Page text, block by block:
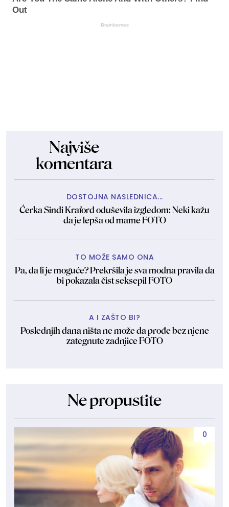
Out
Brainberries
Najviše
komentara
DOSTOJNA NASLEDNICA...
Ćerka Sindi Kraford oduševila izgledom: Neki kažu
da je lepša od mame FOTO
TO MOŽE SAMO ONA
Pa, da li je moguće? Prekršila je sva modna pravila da
bi pokazala čist seksepil FOTO
A I ZAŠTO BI?
Poslednjih dana ništa ne može da prođe bez njene
zategnute zadnjice FOTO
Ne propustite
0